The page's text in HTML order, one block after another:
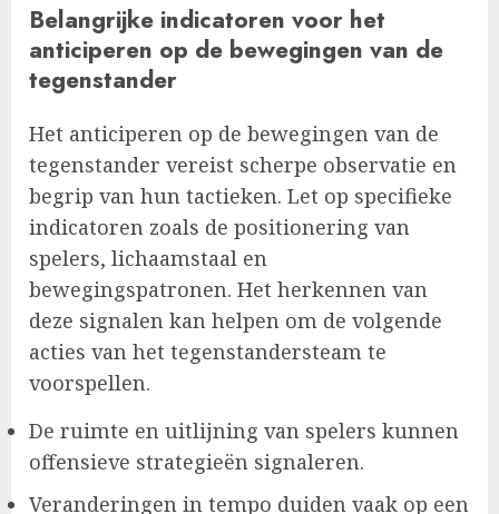
Belangrijke indicatoren voor het
anticiperen op de bewegingen van de
tegenstander
Het anticiperen op de bewegingen van de
tegenstander vereist scherpe observatie en
begrip van hun tactieken. Let op specifieke
indicatoren zoals de positionering van
spelers, lichaamstaal en
bewegingspatronen. Het herkennen van
deze signalen kan helpen om de volgende
acties van het tegenstandersteam te
voorspellen.
De ruimte en uitlijning van spelers kunnen
offensieve strategieën signaleren.
Veranderingen in tempo duiden vaak op een